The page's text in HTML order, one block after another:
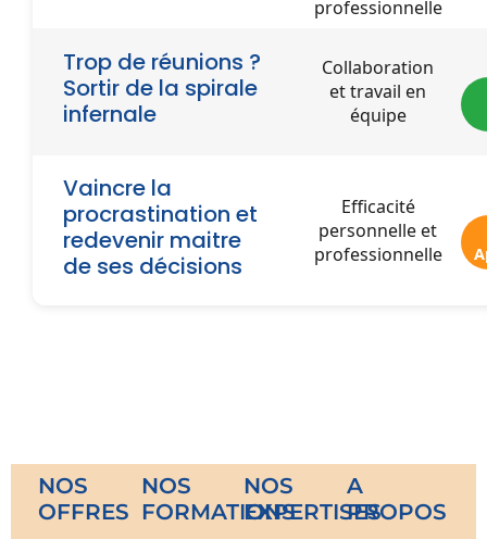
professionnelle
Trop de réunions ?
Sortir de la spirale
infernale
Collaboration
et travail en
équipe
Vaincre la
procrastination et
redevenir maitre
de ses décisions
Efficacité
personnelle et
professionnelle
NOS
OFFRES
NOS
FORMATIONS
NOS
EXPERTISES
A
PROPOS